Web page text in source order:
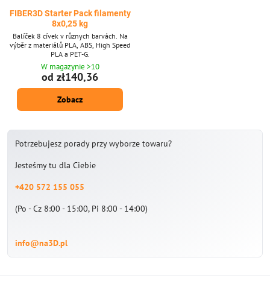
FIBER3D Starter Pack filamenty
8x0,25 kg
Balíček 8 cívek v různych barvách. Na
výběr z materiálů PLA, ABS, High Speed
PLA a PET-G.
W magazynie >10
od zł140,36
Zobacz
Potrzebujesz porady przy wyborze towaru?
Jesteśmy tu dla Ciebie
+420 572 155 055
(Po - Cz 8:00 - 15:00, Pi 8:00 - 14:00)
info@na3D.pl